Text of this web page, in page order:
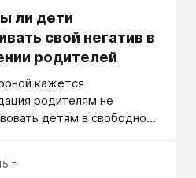
ли дети
свой негатив в
родителей
кажется
родителям не
детям в свободном
г.